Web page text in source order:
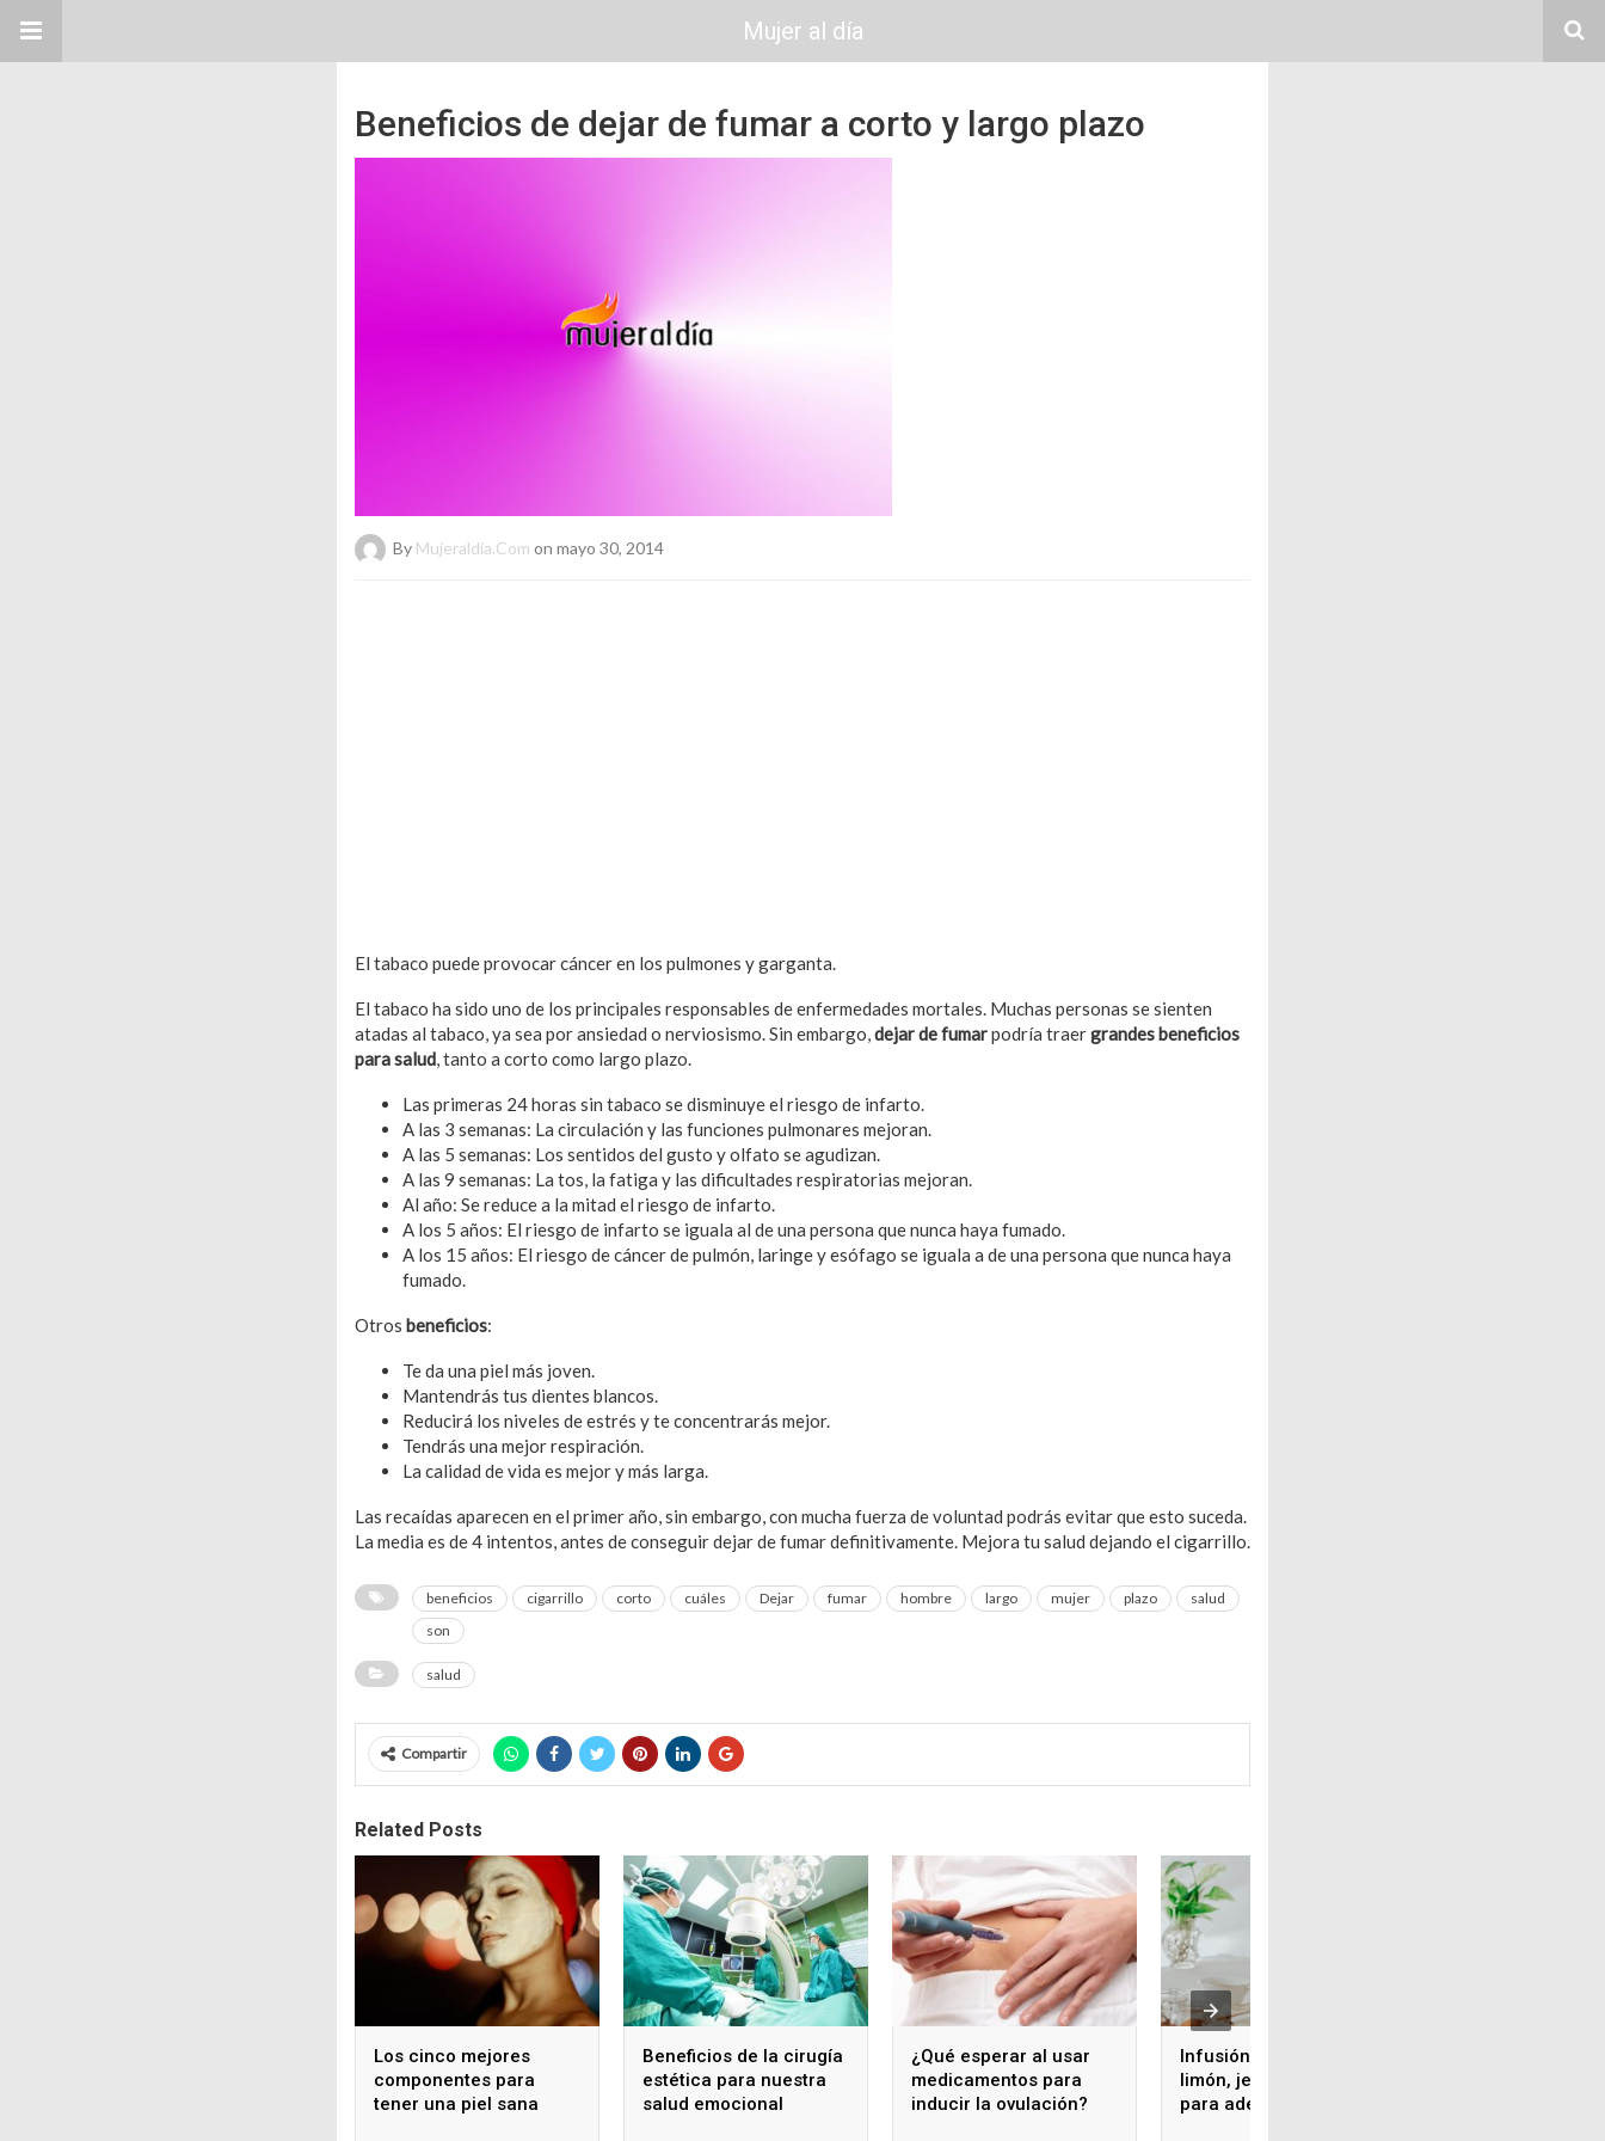
Mujer al día
Beneficios de dejar de fumar a corto y largo plazo
By Mujeraldia.com on mayo 30, 2014
El tabaco puede provocar cáncer en los pulmones y garganta.
El tabaco ha sido uno de los principales responsables de enfermedades mortales. Muchas personas se sienten
atadas al tabaco, ya sea por ansiedad o nerviosismo. Sin embargo,dejar de fumarpodría traergrandes beneficios
para salud, tanto a corto como largo plazo.
Las primeras 24 horas sin tabaco se disminuye el riesgo de infarto.
A las 3 semanas: La circulación y las funciones pulmonares mejoran.
A las 5 semanas: Los sentidos del gusto y olfato se agudizan.
A las 9 semanas: La tos, la fatiga y las dificultades respiratorias mejoran.
Al año: Se reduce a la mitad el riesgo de infarto.
A los 5 años: El riesgo de infarto se iguala al de una persona que nunca haya fumado.
A los 15 años: El riesgo de cáncer de pulmón, laringe y esófago se iguala a de una persona que nunca haya
fumado.
Otros beneficios:
Te da una piel más joven.
Mantendrás tus dientes blancos.
Reducirá los niveles de estrés y te concentrarás mejor.
Tendrás una mejor respiración.
La calidad de vida es mejor y más larga.
Las recaídas aparecen en el primer año, sin embargo, con mucha fuerza de voluntad podrás evitar que esto suceda.
La media es de 4 intentos, antes de conseguir dejar de fumar definitivamente. Mejora tu salud dejando el cigarrillo.
beneficios cigarrillo corto cuáles Dejar fumar hombre largo mujer plazo
salud
son
salud
Compartir
Related Posts
Los cinco mejores
componentes para
tener una piel sana
Beneficios de la cirugía
estética para nuestra
salud emocional
¿Qué esperar al usar
medicamentos para
inducir la ovulación?
Infusión de pepino,
limón, jengibre y menta
para adelgazar